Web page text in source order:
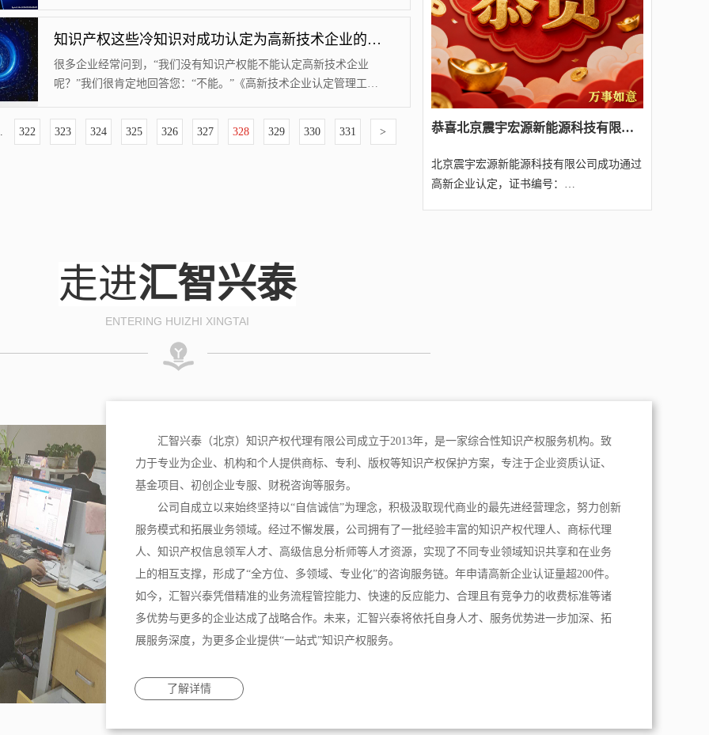
与试验发展）支出占GDP比重预计为2.15%。研发人员总量预计达到
418万人年，居世界第一。国际科技论文总量和被引次数稳居世界第
二；...
知识产权这些冷知识对成功认定为高新技术企业的必要性
很多企业经常问到，“我们没有知识产权能不能认定高新技术企业
呢？”我们很肯定地回答您：“不能。”《高新技术企业认定管理工作
新技术企业。 首先，企业需要搞清知识产权的范畴，明白Ⅰ类知识
322 323 324 325 326 327 328 329 330 331 > ​恭喜北京震宇宏源新能源科技有限公司经我司代理成功通过2025年第四批北京高新技术企业认定（附名单）
北京震宇宏源新能源科技有限公司成功通过
高新企业认定，证书编号：
走进汇智兴泰
ENTERING HUIZHI XINGTAI
汇智兴泰（北京）知识产权代理有限公司成立于2013年，是一家综合性知识产权服务机构。致
力于专业为企业、机构和个人提供商标、专利、版权等知识产权保护方案，专注于企业资质认证、
基金项目、初创企业专服、财税咨询等服务。
公司自成立以来始终坚持以“自信诚信”为理念，积极汲取现代商业的最先进经营理念，努力创新
服务模式和拓展业务领域。经过不懈发展，公司拥有了一批经验丰富的知识产权代理人、商标代理
人、知识产权信息领军人才、高级信息分析师等人才资源，实现了不同专业领域知识共享和在业务
上的相互支撑，形成了“全方位、多领域、专业化”的咨询服务链。年申请高新企业认证量超200件。
如今，汇智兴泰凭借精准的业务流程管控能力、快速的反应能力、合理且有竞争力的收费标准等诸
多优势与更多的企业达成了战略合作。未来，汇智兴泰将依托自身人才、服务优势进一步加深、拓
展服务深度，为更多企业提供“一站式”知识产权服务。
了解详情